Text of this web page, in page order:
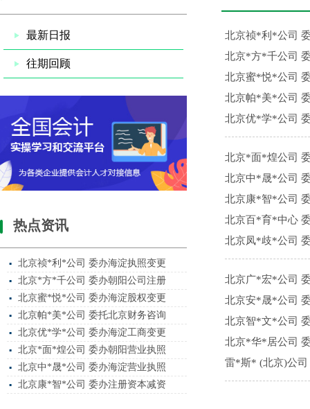
最新日报
往期回顾
热点资讯
▪ 北京祯*利*公司 委办海淀执照变更
▪ 北京*方*千公司 委办朝阳公司注册
▪ 北京蜜*悦*公司 委办海淀股权变更
▪ 北京帕*美*公司 委托北京财务咨询
▪ 北京优*学*公司 委办海淀工商变更
▪ 北京*面*煌公司 委办朝阳营业执照
▪ 北京中*晟*公司 委办海淀营业执照
▪ 北京康*智*公司 委办注册资本减资
北京祯*利*公司
北京*方*千公司
北京蜜*悦*公司
北京帕*美*公司
北京优*学*公司
北京*面*煌公司
北京中*晟*公司
北京康*智*公司
北京百*育*中心
北京凤*歧*公司
北京广*宏*公司
北京安*晟*公司
北京智*文*公司
北京*华*居公司
雷*斯* (北京)公司